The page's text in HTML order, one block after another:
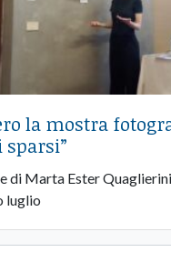
la mostra
sparsi”
di Marta Ester
luglio